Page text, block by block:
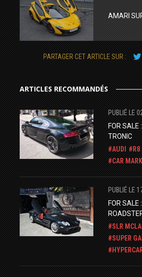
AMARI
PARTAGER CET ARTICLE SUR :
ARTICLES RECOMMANDÉS
PUBLIÉ LE
FOR SALE
TRONIC
AUDI
R8
CAR
PUBLIÉ LE
FOR SALE
SLR
SUPER